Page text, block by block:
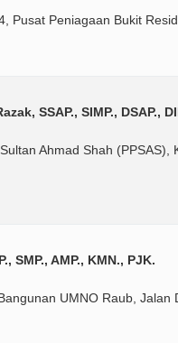
Pusat Peniagaan Bukit
SSAP., SIMP., DSAP.,
Ahmad Shah (PPSAS),
SMP., AMP., KMN., PJK.
UMNO Raub, Jalan